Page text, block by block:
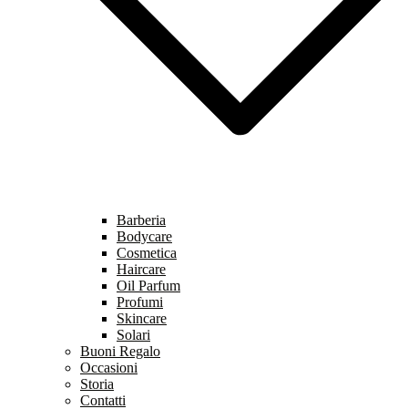
Barberia
Bodycare
Cosmetica
Haircare
Oil Parfum
Profumi
Skincare
Solari
Buoni Regalo
Occasioni
Storia
Contatti